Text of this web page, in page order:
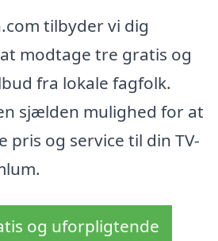
tilbyder vi dig
modtage tre gratis og
fra lokale fagfolk.
sjælden mulighed for at
pris og service til din TV-
og uforpligtende